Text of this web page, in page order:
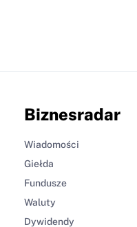
Biznesradar
Wiadomości
Giełda
Fundusze
Waluty
Dywidendy